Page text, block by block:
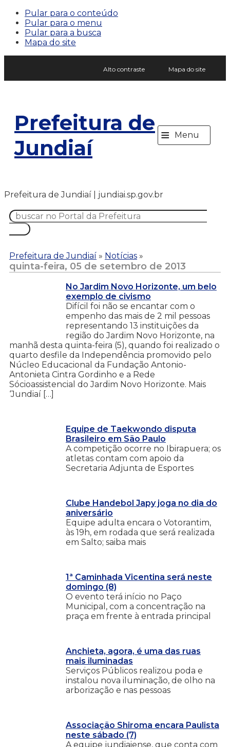
Pular para o conteúdo
Pular para o menu
Pular para a busca
Mapa do site
Alto contraste Mapa do site
Prefeitura de
Jundiaí
≡ Menu
Prefeitura de Jundiaí | jundiai.sp.gov.br
Prefeitura de Jundiaí » Notícias »
quinta-feira, 05 de setembro de 2013
No Jardim Novo Horizonte, um belo
exemplo de civismo
Difícil foi não se encantar com o
empenho das mais de 2 mil pessoas
representando 13 instituições da
região do Jardim Novo Horizonte, na
manhã desta quinta-feira (5), quando foi realizado o
quarto desfile da Independência promovido pelo
Núcleo Educacional da Fundação Antonio-
Antonieta Cintra Gordinho e a Rede
Sócioassistencial do Jardim Novo Horizonte. Mais
‘Jundiaí […]
Equipe de Taekwondo disputa
Brasileiro em São Paulo
A competição ocorre no Ibirapuera; os
atletas contam com apoio da
Secretaria Adjunta de Esportes
Clube Handebol Japy joga no dia do
aniversário
Equipe adulta encara o Votorantim,
às 19h, em rodada que será realizada
em Salto; saiba mais
1ª Caminhada Vicentina será neste
domingo (8)
O evento terá início no Paço
Municipal, com a concentração na
praça em frente à entrada principal
Anchieta, agora, é uma das ruas
mais iluminadas
Serviços Públicos realizou poda e
instalou nova iluminação, de olho na
arborização e nas pessoas
Associação Shiroma encara Paulista
neste sábado (7)
A equipe jundiaiense, que conta com